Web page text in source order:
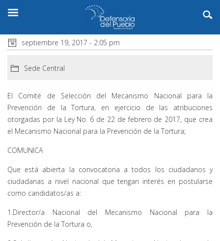
septiembre 19, 2017 - 2:05 pm
Sede Central
El Comité de Selección del Mecanismo Nacional para la
Prevención de la Tortura, en ejercicio de las atribuciones
otorgadas por la Ley No. 6 de 22 de febrero de 2017, que crea
el Mecanismo Nacional para la Prevención de la Tortura;
COMUNICA
Que está abierta la convocatoria a todos los ciudadanos y
ciudadanas a nivel nacional que tengan interés en postularse
como candidatos/as a:
1.Director/a Nacional del Mecanismo Nacional para la
Prevención de la Tortura o,